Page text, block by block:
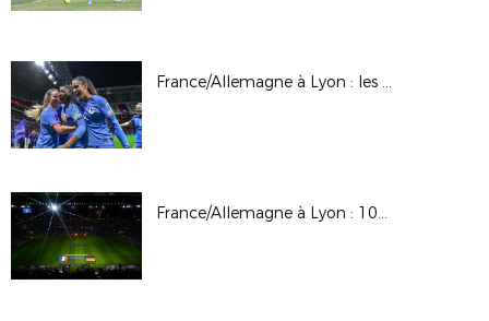
France/Allemagne à Lyon : les photos
France/Allemagne à Lyon : 100 femmes accueillies par la CR Mixité